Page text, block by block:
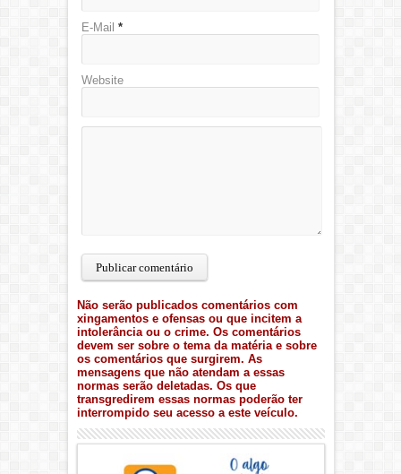
E-Mail *
Website
Não serão publicados comentários com
xingamentos e ofensas ou que incitem a
intolerância ou o crime. Os comentários
devem ser sobre o tema da matéria e sobre
os comentários que surgirem. As
mensagens que não atendam a essas
normas serão deletadas. Os que
transgredirem essas normas poderão ter
interrompido seu acesso a este veículo.